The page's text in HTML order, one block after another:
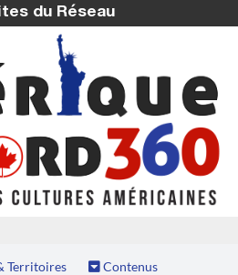
du Réseau
Territoires Contenus